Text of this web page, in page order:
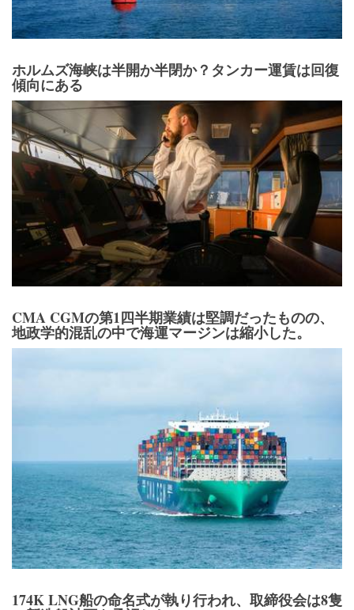
ホルムズ海峡は半開か半閉か？タンカー運賃は回復
傾向にある
CMA CGMの第1四半期業績は堅調だったものの、
地政学的混乱の中で海運マージンは縮小した。
174K LNG船の命名式が執り行われ、取締役会は8隻